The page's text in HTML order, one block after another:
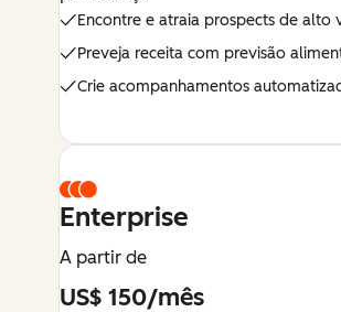
Encontre e atraia prospects de alto
Preveja receita com previsão
Crie acompanhamentos
Enterprise
A partir de
US$ 150/mês